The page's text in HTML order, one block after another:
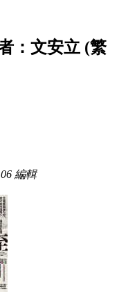
：文安立 (繁
編輯